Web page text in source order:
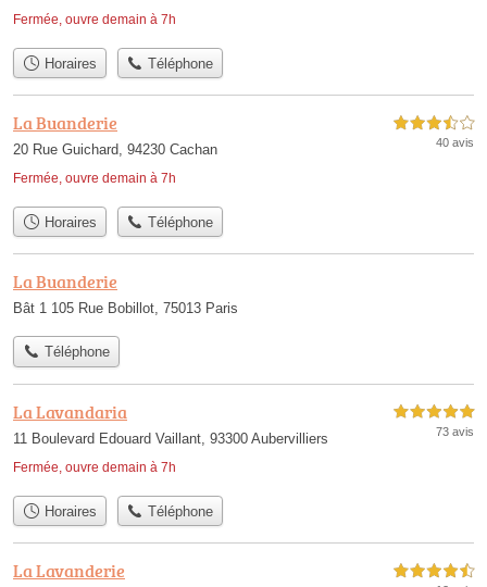
Fermée, ouvre demain à 7h
Horaires Téléphone
La Buanderie
20 Rue Guichard, 94230 Cachan
Fermée, ouvre demain à 7h
3,5 étoiles sur 5
40 avis
Horaires Téléphone
La Buanderie
Bât 1 105 Rue Bobillot, 75013 Paris
Téléphone
La Lavandaria
11 Boulevard Edouard Vaillant, 93300 Aubervilliers
Fermée, ouvre demain à 7h
5,0 étoiles sur 5
73 avis
Horaires Téléphone
La Lavanderie 4,5 étoiles sur 5